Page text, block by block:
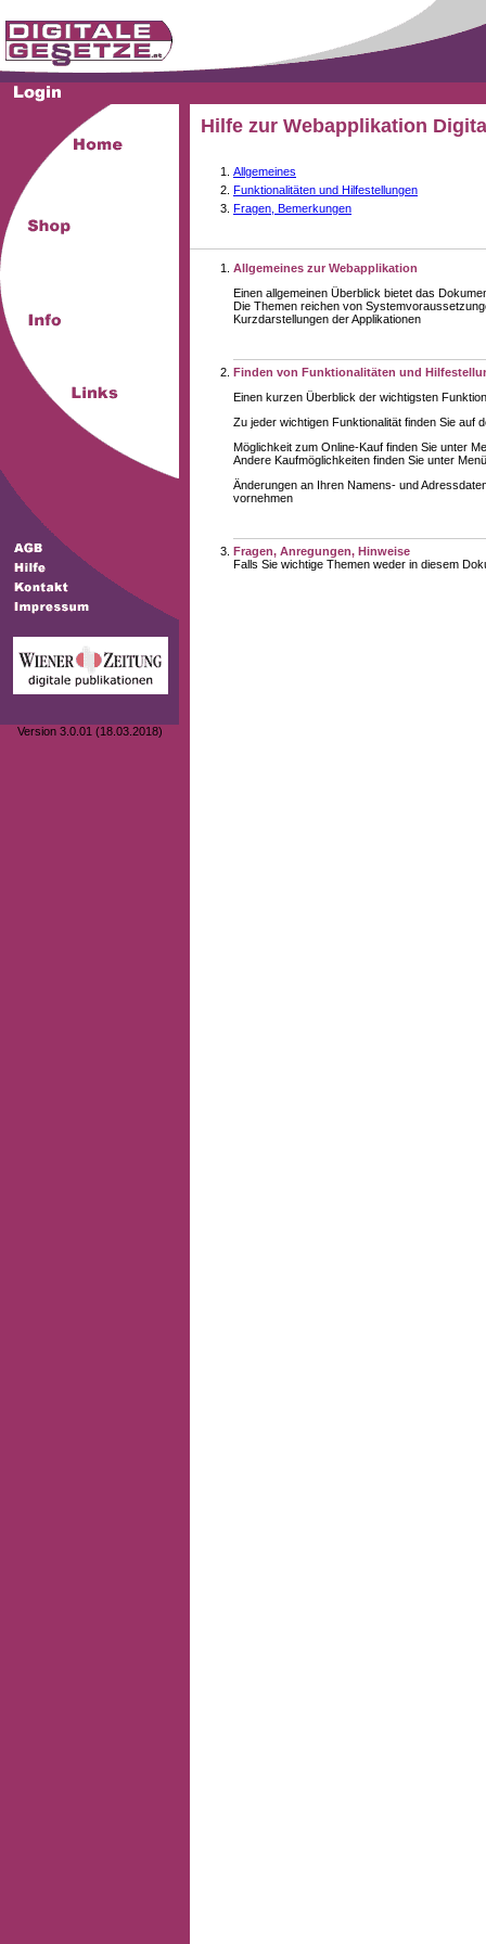
Version 3.0.01 (18.03.2018)
Hilfe zur Webapplikation
Allgemeines
Funktionalitäten und Hilfestellungen
Fragen, Bemerkungen
Allgemeines zur Webapplikation
Einen allgemeinen Überblick bietet das
Die Themen reichen von
Kurzdarstellungen der Applikationen
Finden von Funktionalitäten und
Einen kurzen Überblick der wichtigsten
Zu jeder wichtigen Funktionalität finden Sie auf
Möglichkeit zum Online-Kauf finden Sie unter
Andere Kaufmöglichkeiten finden Sie unter
Änderungen an Ihren Namens- und
vornehmen
Fragen, Anregungen, Hinweise
Falls Sie wichtige Themen weder in diesem